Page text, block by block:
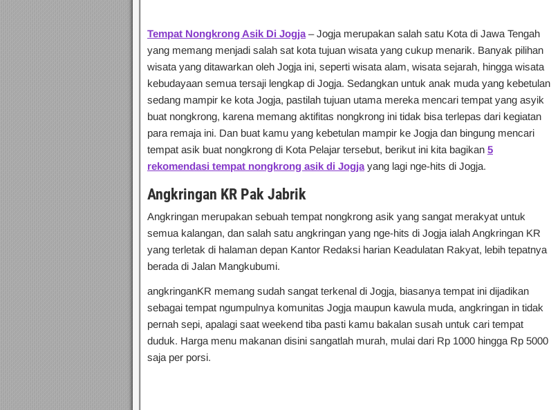
Tempat Nongkrong Asik Di Jogja – Jogja merupakan salah satu Kota di Jawa Tengah
yang memang menjadi salah sat kota tujuan wisata yang cukup menarik. Banyak pilihan
wisata yang ditawarkan oleh Jogja ini, seperti wisata alam, wisata sejarah, hingga wisata
kebudayaan semua tersaji lengkap di Jogja. Sedangkan untuk anak muda yang kebetulan
sedang mampir ke kota Jogja, pastilah tujuan utama mereka mencari tempat yang asyik
buat nongkrong, karena memang aktifitas nongkrong ini tidak bisa terlepas dari kegiatan
para remaja ini. Dan buat kamu yang kebetulan mampir ke Jogja dan bingung mencari
tempat asik buat nongkrong di Kota Pelajar tersebut, berikut ini kita bagikan 5
rekomendasi tempat nongkrong asik di Jogja yang lagi nge-hits di Jogja.
Angkringan KR Pak Jabrik
Angkringan merupakan sebuah tempat nongkrong asik yang sangat merakyat untuk
semua kalangan, dan salah satu angkringan yang nge-hits di Jogja ialah Angkringan KR
yang terletak di halaman depan Kantor Redaksi harian Keadulatan Rakyat, lebih tepatnya
berada di Jalan Mangkubumi.
angkringanKR memang sudah sangat terkenal di Jogja, biasanya tempat ini dijadikan
sebagai tempat ngumpulnya komunitas Jogja maupun kawula muda, angkringan in tidak
pernah sepi, apalagi saat weekend tiba pasti kamu bakalan susah untuk cari tempat
duduk. Harga menu makanan disini sangatlah murah, mulai dari Rp 1000 hingga Rp 5000
saja per porsi.